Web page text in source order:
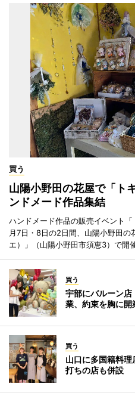
買う
山陽小野田の花屋で「
ンドメード作品集結
ハンドメード作品の販売イベント
月7日・8日の2日間、山陽小野田
エ）」（山陽小野田市須恵3）で開
買う
宇部にバルーン
業、約束を胸に開
買う
山口に多国籍料
打ちの店も併設